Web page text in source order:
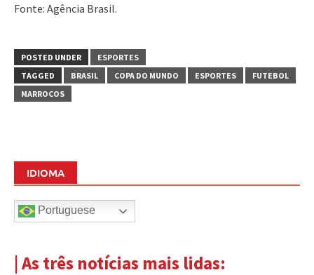
Fonte: Agência Brasil.
POSTED UNDER
ESPORTES
TAGGED
BRASIL COPA DO MUNDO ESPORTES
FUTEBOL
MARROCOS
IDIOMA
Portuguese
| As três notícias mais lidas: